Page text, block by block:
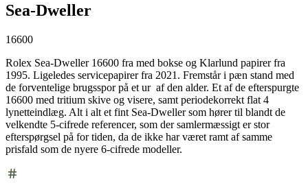
Sea-Dweller
16600
Rolex Sea-Dweller 16600 fra med bokse og Klarlund papirer fra
1995. Ligeledes servicepapirer fra 2021. Fremstår i pæn stand med
de forventelige brugsspor på et ur af den alder. Et af de efterspurgte
16600 med tritium skive og visere, samt periodekorrekt flat 4
lynetteindlæg. Alt i alt et fint Sea-Dweller som hører til blandt de
velkendte 5-cifrede referencer, som der samlermæssigt er stor
efterspørgsel på for tiden, da de ikke har været ramt af samme
prisfald som de nyere 6-cifrede modeller.